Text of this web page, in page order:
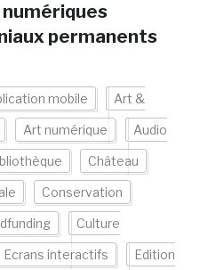
permanents
mobile Art &
Art numérique Audio
Château
Conservation
Culture
Ecrans interactifs Edition